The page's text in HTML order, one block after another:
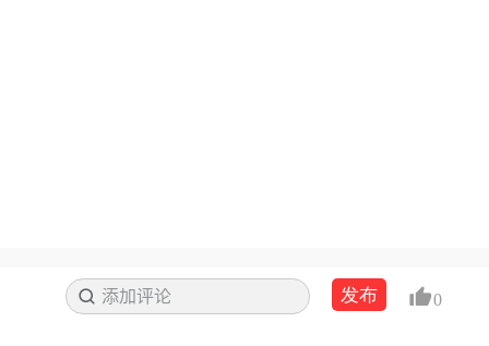
添加评论 搜索发布 0